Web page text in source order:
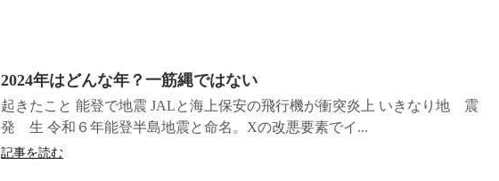
2024年はどんな年？一筋縄ではない
起きたこと 能登で地震 JALと海上保安の飛行機が衝突炎上 いきなり地 震
発 生 令和６年能登半島地震と命名。Xの改悪要素でイ...
記事を読む